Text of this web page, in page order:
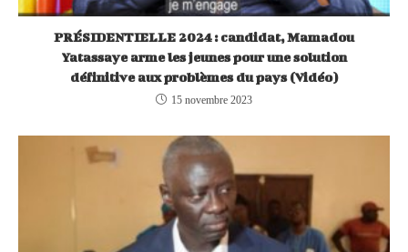
PRÉSIDENTIELLE 2024 : candidat, Mamadou
Yatassaye arme les jeunes pour une solution
définitive aux problèmes du pays (Vidéo)
15 novembre 2023